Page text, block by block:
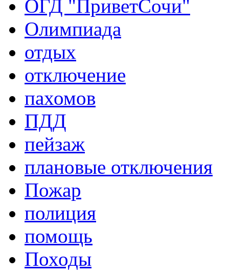
ОГД "ПриветСочи"
Олимпиада
отдых
отключение
пахомов
ПДД
пейзаж
плановые отключения
Пожар
полиция
помощь
Походы